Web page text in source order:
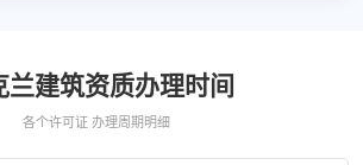
兰建筑资质办理时间
各个许可证 办理周期明细